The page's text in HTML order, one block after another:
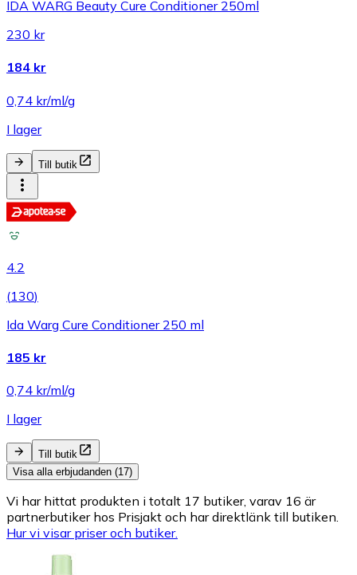
IDA WARG Beauty Cure Conditioner 250ml
230 kr
184 kr
0,74 kr/ml/g
I lager
Till butik
4.2
(130)
Ida Warg Cure Conditioner 250 ml
185 kr
0,74 kr/ml/g
I lager
Till butik
Visa alla erbjudanden (17)
Vi har hittat produkten i totalt 17 butiker, varav 16 är
partnerbutiker hos Prisjakt och har direktlänk till butiken.
Hur vi visar priser och butiker.